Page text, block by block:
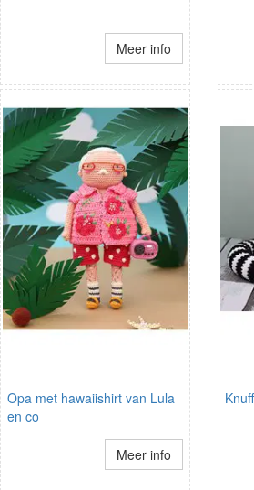
Meer info
Opa met hawaiishirt van Lula
en co
Meer info